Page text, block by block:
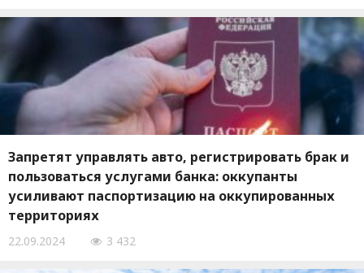
Запретят управлять авто, регистрировать брак и
пользоваться услугами банка: оккупанты
усиливают паспортизацию на оккупированных
территориях
22.09.2024 3 432